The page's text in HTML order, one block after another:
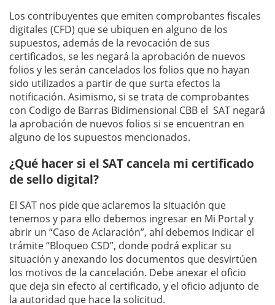
Los contribuyentes que emiten comprobantes fiscales
digitales (CFD) que se ubiquen en alguno de los
supuestos, además de la revocación de sus
certificados, se les negará la aprobación de nuevos
folios y les serán cancelados los folios que no hayan
sido utilizados a partir de que surta efectos la
notificación. Asimismo, si se trata de comprobantes
con Codigo de Barras Bidimensional CBB el SAT negará
la aprobación de nuevos folios si se encuentran en
alguno de los supuestos mencionados.
¿Qué hacer si el SAT cancela mi certificado
de sello digital?
El SAT nos pide que aclaremos la situación que
tenemos y para ello debemos ingresar en Mi Portal y
abrir un “Caso de Aclaración”, ahí debemos indicar el
trámite “Bloqueo CSD”, donde podrá explicar su
situación y anexando los documentos que desvirtúen
los motivos de la cancelación. Debe anexar el oficio
que deja sin efecto al certificado, y el oficio adjunto de
la autoridad que hace la solicitud.